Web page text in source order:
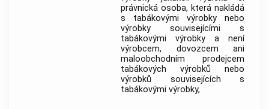
právnická osoba, která nakládá
s tabákovými výrobky nebo
výrobky souvisejícími s
tabákovými výrobky a není
výrobcem, dovozcem ani
maloobchodním prodejcem
tabákových výrobků nebo
výrobků souvisejících s
tabákovými výrobky,